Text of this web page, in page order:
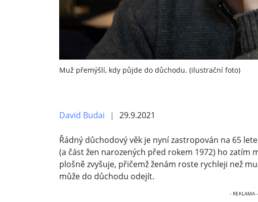
Muž přemýšlí, kdy půjde do důchodu. (ilustrační foto)
David Budai 29.9.2021
Řádný důchodový věk je nyní zastropován na 65
(a část žen narozených před rokem 1972) ho zatím
plošně zvyšuje, přičemž ženám roste rychleji než
může do důchodu odejít.